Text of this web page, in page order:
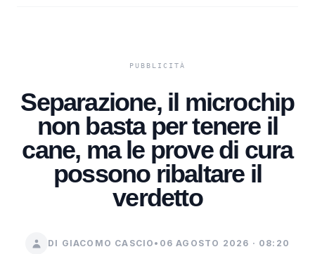
Separazione, il microchip
non basta per tenere il
cane, ma le prove di cura
possono ribaltare il
verdetto
DI GIACOMO CASCIO • 06 AGOSTO 2026 · 08:20